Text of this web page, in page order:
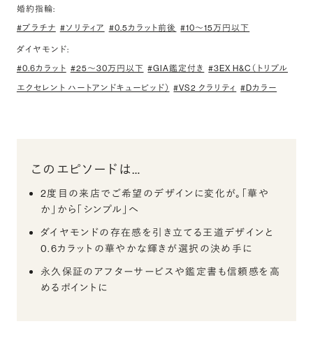
婚約指輪:
#プラチナ #ソリティア #0.5カラット前後 #10〜15万円以下
ダイヤモンド:
#0.6カラット #25〜30万円以下 #GIA鑑定付き #3EX H&C（トリプル
エクセレント ハートアンドキューピッド） #VS2 クラリティ #Dカラー
このエピソードは…
2度目の来店でご希望のデザインに変化が。「華や
か」から「シンプル」へ
ダイヤモンドの存在感を引き立てる王道デザインと
0.6カラットの華やかな輝きが選択の決め手に
永久保証のアフターサービスや鑑定書も信頼感を高
めるポイントに